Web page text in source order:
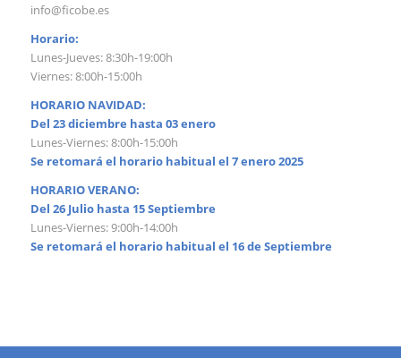
info@ficobe.es
Horario:
Lunes-Jueves: 8:30h-19:00h
Viernes: 8:00h-15:00h
HORARIO NAVIDAD:
Del 23 diciembre hasta 03 enero
Lunes-Viernes: 8:00h-15:00h
Se retomará el horario habitual el 7 enero 2025
HORARIO VERANO:
Del 26 Julio hasta 15 Septiembre
Lunes-Viernes: 9:00h-14:00h
Se retomará el horario habitual el 16 de Septiembre